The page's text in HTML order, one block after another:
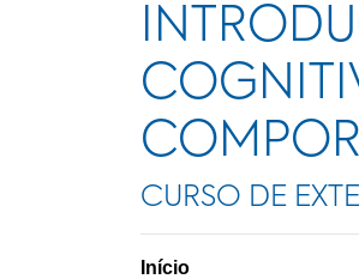
CURSO DE
Início